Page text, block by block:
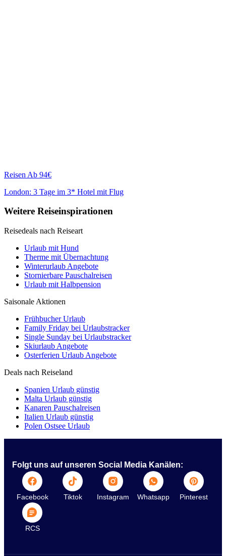
Reisen Ab 94€
London: 3 Tage im 3* Hotel mit Flug
Weitere Reiseinspirationen
Reisedeals nach Reiseart
Urlaub mit Hund
Therme mit Übernachtung
Winterurlaub Angebote
Stornierbare Pauschalreisen
Urlaub mit Halbpension
Saisonale Aktionen
Frühbucher Urlaub
Family Friday bei Urlaubstracker
Single Sunday bei Urlaubstracker
Skiurlaub Angebote
Osterferien Urlaub Angebote
Deals nach Reiseland
Spanien Urlaub günstig
Malta Urlaub günstig
Kanaren Pauschalreisen
Italien Urlaub günstig
Polen Ostsee Urlaub